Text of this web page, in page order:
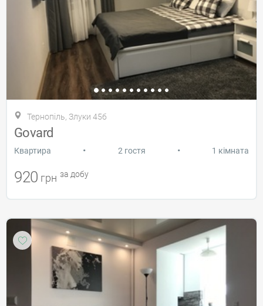
Тернопіль, Злуки 45б
Govard
Квартира • 2 гостя • 1 кімната
920 грн за добу